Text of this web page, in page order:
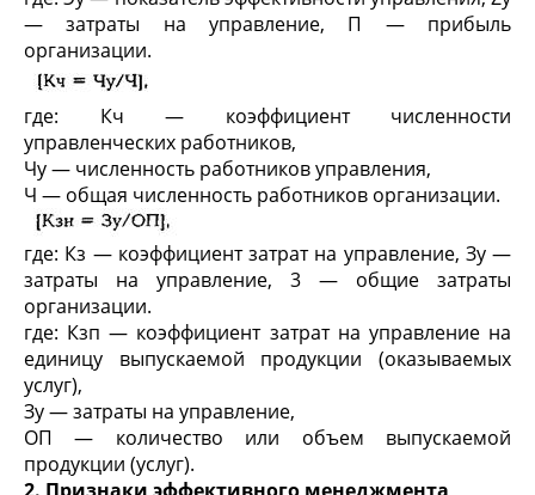
— затраты на управление, П — прибыль
организации.
где: Кч — коэффициент численности
управленческих работников,
Чу — численность работников управления,
Ч — общая численность работников организации.
где: Кз — коэффициент затрат на управление, Зу —
затраты на управление, 3 — общие затраты
организации.
где: Кзп — коэффициент затрат на управление на
единицу выпускаемой продукции (оказываемых
услуг),
Зу — затраты на управление,
ОП — количество или объем выпускаемой
продукции (услуг).